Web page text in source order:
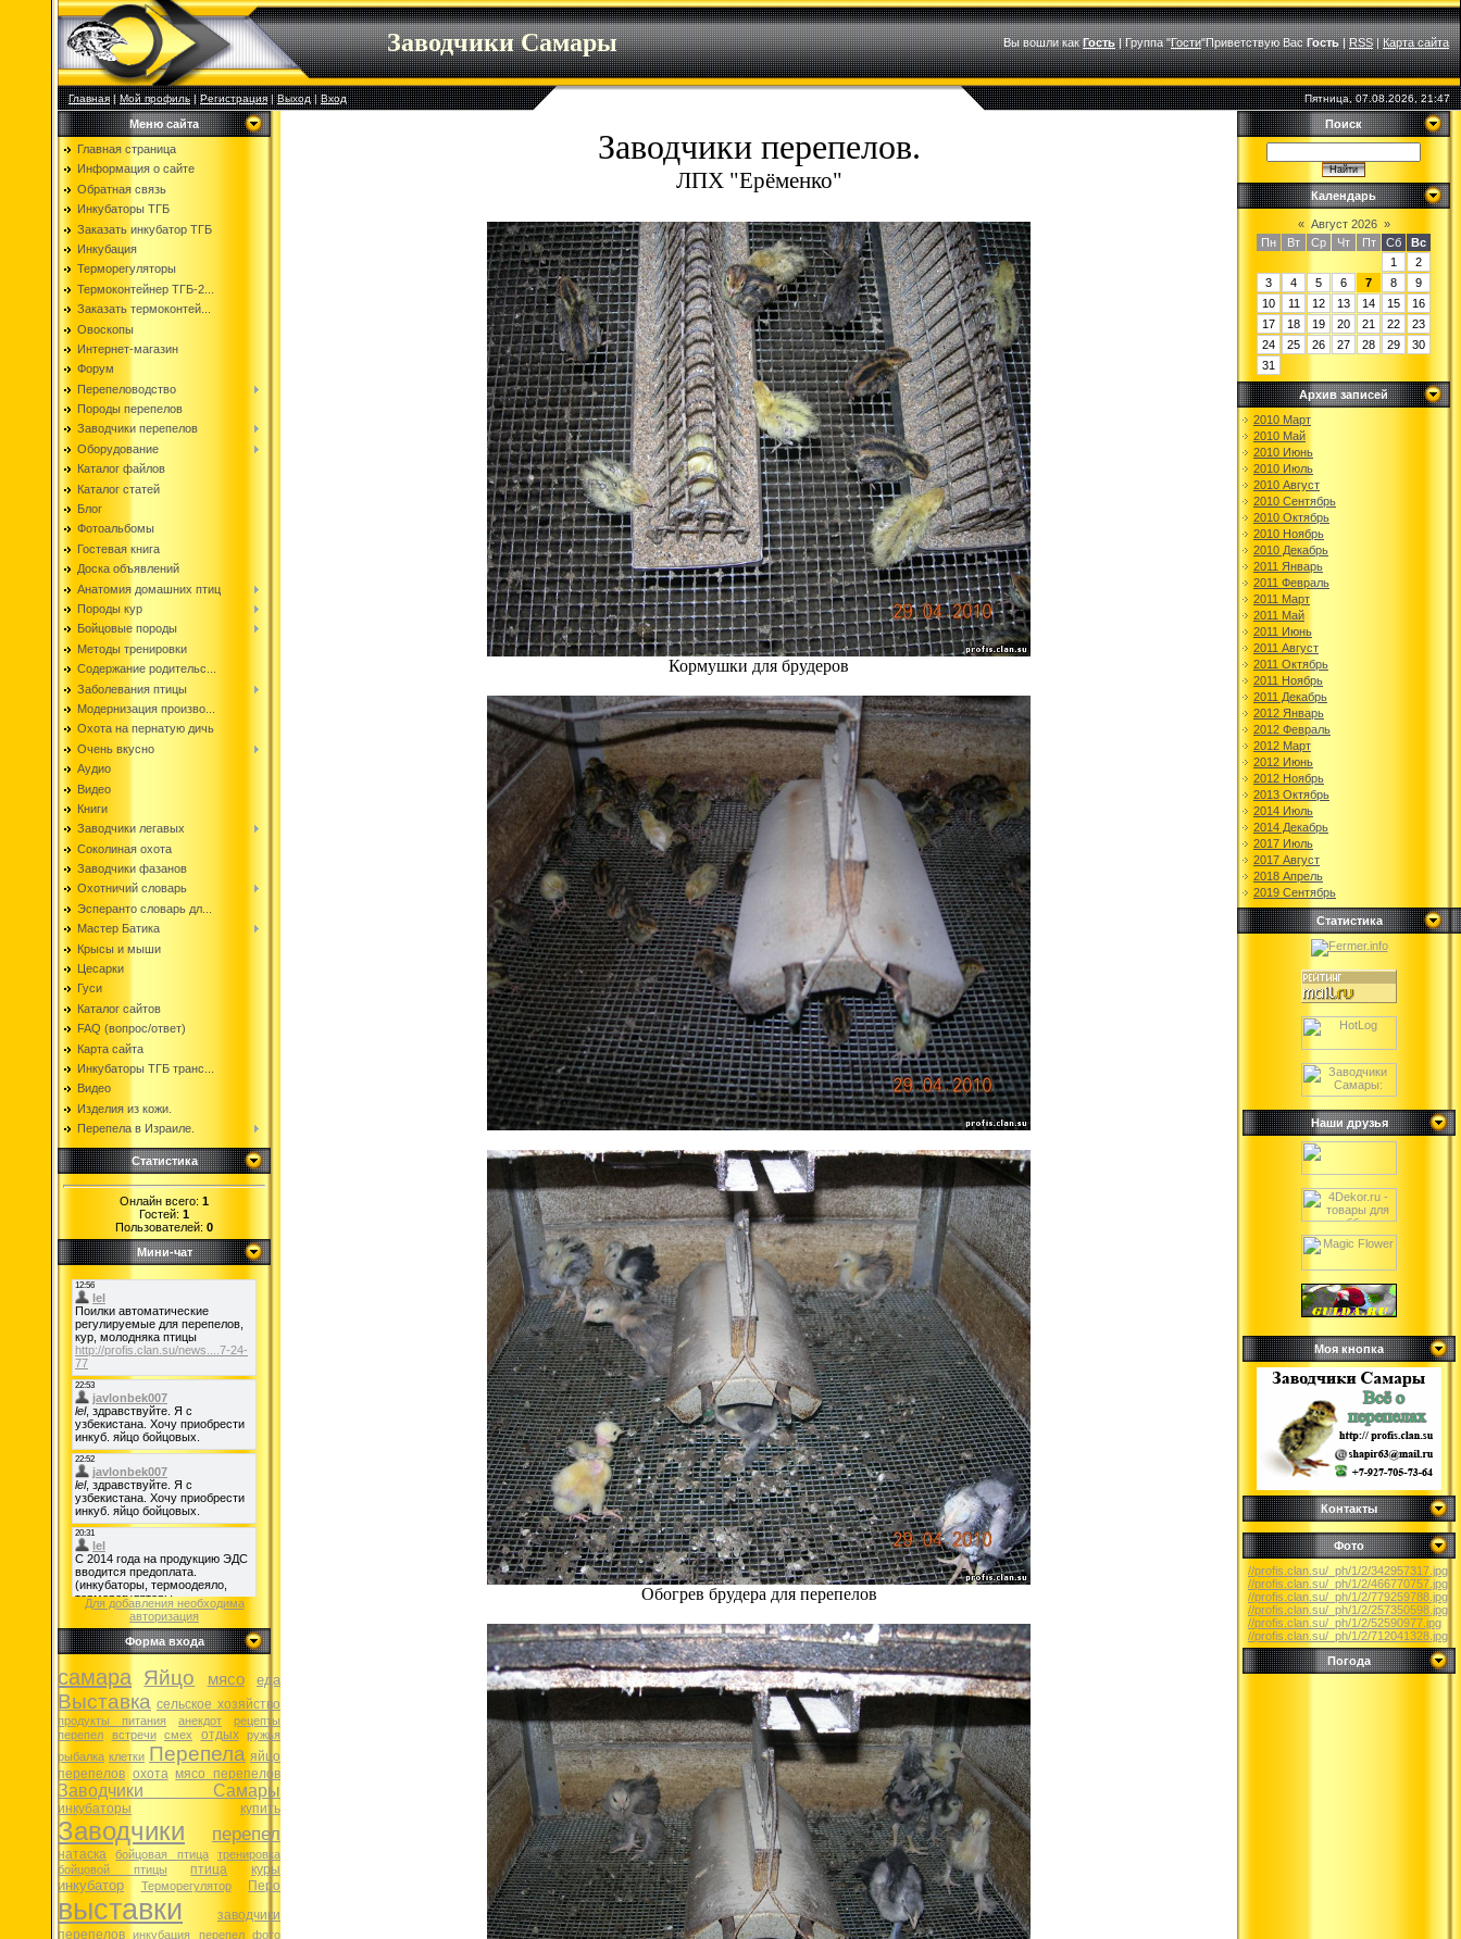
Заводчики Самары Вы вошли как Гость|Группа"Гости"Приветствую Вас Гость|RSS|Карта сайта
Главная|Мой профиль|Регистрация|Выход|Вход Пятница, 07.08.2026, 21:47
Меню сайта
Главная страница
Информация о сайте
Обратная связь
Инкубаторы ТГБ
Заказать инкубатор ТГБ
Инкубация
Терморегуляторы
Термоконтейнер ТГБ-2...
Заказать термоконтей...
Овоскопы
Интернет-магазин
Форум
Перепеловодство
Породы перепелов
Заводчики перепелов
Оборудование
Каталог файлов
Каталог статей
Блог
Фотоальбомы
Гостевая книга
Доска объявлений
Анатомия домашних птиц
Породы кур
Бойцовые породы
Методы тренировки
Содержание родительс...
Заболевания птицы
Модернизация произво...
Охота на пернатую дичь
Очень вкусно
Аудио
Видео
Книги
Заводчики легавых
Соколиная охота
Заводчики фазанов
Охотничий словарь
Эсперанто словарь дл...
Мастер Батика
Крысы и мыши
Цесарки
Гуси
Каталог сайтов
FAQ (вопрос/ответ)
Карта сайта
Инкубаторы ТГБ транс...
Видео
Изделия из кожи.
Перепела в Израиле.
Статистика
Онлайн всего: 1
Гостей: 1
Пользователей: 0
Мини-чат
Для добавления необходима
авторизация
Форма входа
самара Яйцо мясо еда
Выставка сельское хозяйство
продукты питания анекдот
рецепты
перепел
встречи смех отдых
ружья
рыбалка клетки Перепела яйцо
перепелов охота мясо перепелов
Заводчики Самары
инкубаторы купить
Заводчики перепел
натаска бойцовая птица
тренировка
бойцовой птицы
птица куры
инкубатор Терморегулятор Перо
выставки
заводчики
перепелов
инкубация перепел фото
Заводчики перепелов.
ЛПХ "Ерёменко"
Кормушки для брудеров
Обогрев брудера для перепелов
Поиск
Календарь
« Август 2026 »
Пн
Вт Ср Чт Пт Сб
Вс
1
2
3
4 5 6 7 8
9
10
11 12 13 14 15
16
17
18 19 20 21 22
23
24
25 26 27 28 29
30
31
Архив записей
2010 Март
2010 Май
2010 Июнь
2010 Июль
2010 Август
2010 Сентябрь
2010 Октябрь
2010 Ноябрь
2010 Декабрь
2011 Январь
2011 Февраль
2011 Март
2011 Май
2011 Июнь
2011 Август
2011 Октябрь
2011 Ноябрь
2011 Декабрь
2012 Январь
2012 Февраль
2012 Март
2012 Июнь
2012 Ноябрь
2013 Октябрь
2014 Июль
2014 Декабрь
2017 Июль
2017 Август
2018 Апрель
2019 Сентябрь
Статистика
Наши друзья
Моя кнопка
Контакты
Фото
//profis.clan.su/_ph/1/2/342957317.jpg
//profis.clan.su/_ph/1/2/466770757.jpg
//profis.clan.su/_ph/1/2/779259788.jpg
//profis.clan.su/_ph/1/2/257350598.jpg
//profis.clan.su/_ph/1/2/52590977.jpg
//profis.clan.su/_ph/1/2/712041328.jpg
Погода